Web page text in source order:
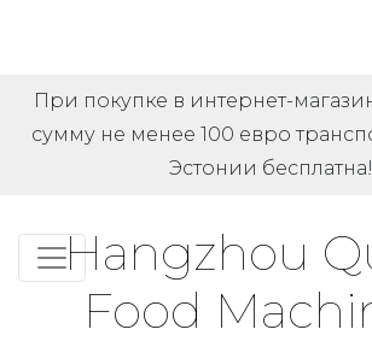
При покупке в интернет-
сумму не менее 100 евро
Эстонии бесплатна!
Hangzhou
Food